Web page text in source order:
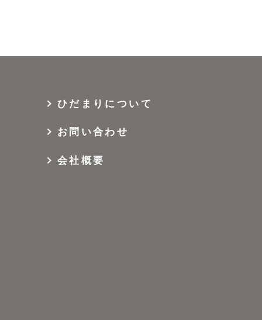
ひだまりについて
お問い合わせ
会社概要